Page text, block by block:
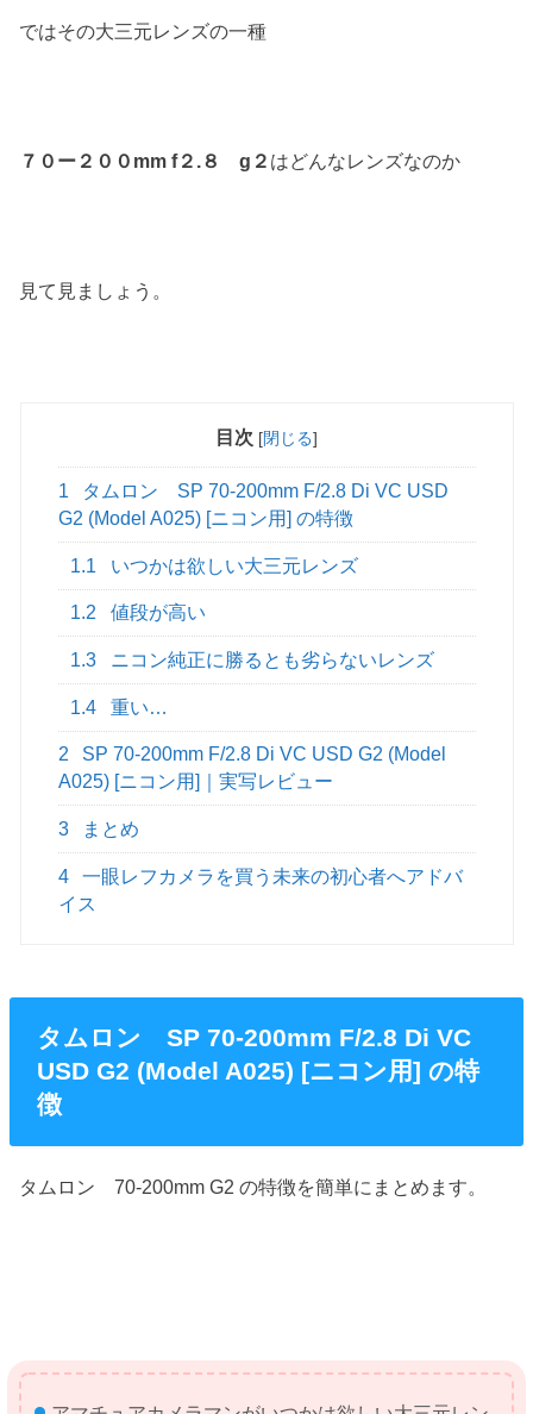
ではその大三元レンズの一種
７０ー２００mm f２.８ g２ はどんなレンズなのか
見て見ましょう。
目次 [閉じる]
1
タムロン SP 70-200mm F/2.8 Di VC USD
G2 (Model A025) [ニコン用] の特徴
1.1 いつかは欲しい大三元レンズ
1.2 値段が高い
1.3 ニコン純正に勝るとも劣らないレンズ
1.4 重い…
2
SP 70-200mm F/2.8 Di VC USD G2 (Model
A025) [ニコン用]｜実写レビュー
3 まとめ
4
一眼レフカメラを買う未来の初心者へアドバ
イス
タムロン SP 70-200mm F/2.8 Di VC
USD G2 (Model A025) [ニコン用] の特
徴
タムロン 70-200mm G2 の特徴を簡単にまとめます。